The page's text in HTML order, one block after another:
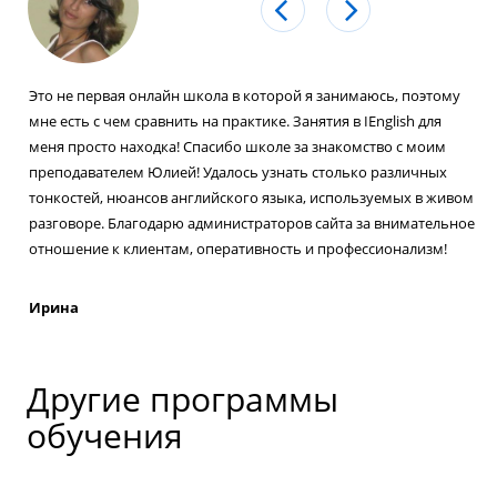
Это не первая онлайн школа в которой я занимаюсь, поэтому
мне есть с чем сравнить на практике. Занятия в IEnglish для
меня просто находка! Спасибо школе за знакомство с моим
преподавателем Юлией! Удалось узнать столько различных
тонкостей, нюансов английского языка, используемых в живом
разговоре. Благодарю администраторов сайта за внимательное
отношение к клиентам, оперативность и профессионализм!
Ирина
Другие программы
обучения